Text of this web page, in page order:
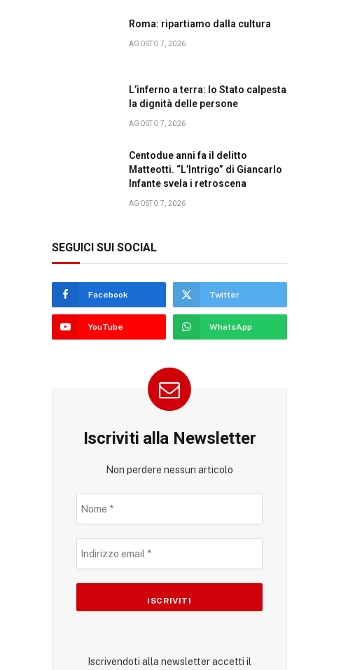
Roma: ripartiamo dalla cultura
AGOSTO 7, 2026
L’inferno a terra: lo Stato calpesta
la dignità delle persone
AGOSTO 7, 2026
Centodue anni fa il delitto
Matteotti. “L’Intrigo” di Giancarlo
Infante svela i retroscena
AGOSTO 7, 2026
SEGUICI SUI SOCIAL
Facebook Twitter
YouTube WhatsApp
Iscriviti alla Newsletter
Non perdere nessun articolo
Iscrivendoti alla newsletter accetti il